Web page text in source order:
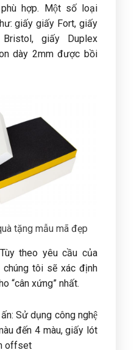
hợp. Một số loại
giấy giấy Fort, giấy
giấy Duplex
dày 2mm được bồi
tặng mẫu mã đẹp
theo yêu cầu của
chúng tôi sẽ xác định
“cân xứng” nhất.
Sử dụng công nghệ
đến 4 màu, giấy lót
offset